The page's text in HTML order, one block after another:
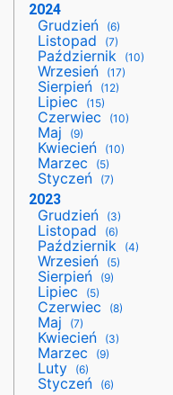
2024
Grudzień (6)
Listopad (7)
Październik (10)
Wrzesień (17)
Sierpień (12)
Lipiec (15)
Czerwiec (10)
Maj (9)
Kwiecień (10)
Marzec (5)
Styczeń (7)
2023
Grudzień (3)
Listopad (6)
Październik (4)
Wrzesień (5)
Sierpień (9)
Lipiec (5)
Czerwiec (8)
Maj (7)
Kwiecień (3)
Marzec (9)
Luty (6)
Styczeń (6)